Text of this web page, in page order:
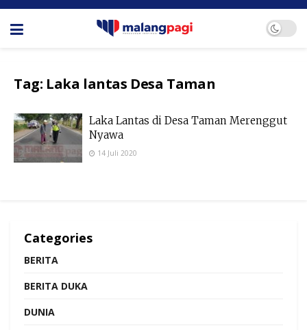
Tag: Laka lantas Desa Taman
Laka Lantas di Desa Taman Merenggut
Nyawa
14 Juli 2020
Categories
BERITA
BERITA DUKA
DUNIA